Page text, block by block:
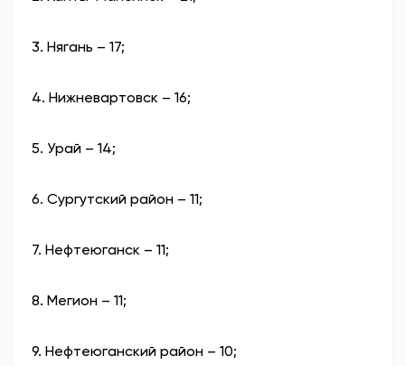
3. Нягань – 17;
4. Нижневартовск – 16;
5. Урай – 14;
6. Сургутский район – 11;
7. Нефтеюганск – 11;
8. Мегион – 11;
9. Нефтеюганский район – 10;